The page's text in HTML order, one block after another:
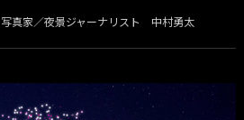
真家／夜景ジャーナリスト 中村勇太